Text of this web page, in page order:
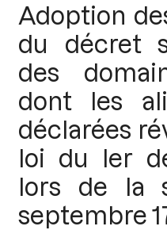
Adoption
du décret
des
dont les
déclarées
loi du ler
lors de la
septembre